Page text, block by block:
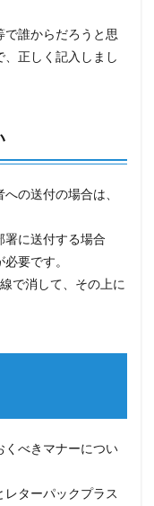
で誰からだろうと思
正しく記入しまし
の送付の場合は、
署に送付する場合
要です。
で消して、その上に
くべきマナーについ
ターパックプラス